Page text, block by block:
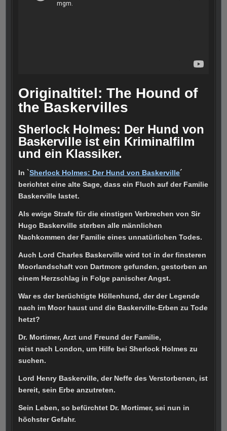
Originaltitel: The Hound of
the Baskervilles
Sherlock Holmes: Der Hund von
Baskerville ist ein Kriminalfilm
und ein Klassiker.
In `Sherlock Holmes: Der Hund von Baskerville´
berichtet eine alte Sage, dass ein Fluch auf der Familie
Baskerville lastet.
Als ewige Strafe für die einstigen Verbrechen von Sir
Hugo Baskerville sterben alle männlichen
Nachkommen der Familie eines unnatürlichen Todes.
Auch Lord Charles Baskerville wird tot in der finsteren
Moorlandschaft von Dartmore gefunden, gestorben an
einem Herzschlag in Folge panischer Angst.
War es der berüchtigte Höllenhund, der der Legende
nach im Moor haust und die Baskerville-Erben zu Tode
hetzt?
Dr. Mortimer, Arzt und Freund der Familie,
reist nach London, um Hilfe bei Sherlock Holmes zu
suchen.
Lord Henry Baskerville, der Neffe des Verstorbenen, ist
bereit, sein Erbe anzutreten.
Sein Leben, so befürchtet Dr. Mortimer, sei nun in
höchster Gefahr.